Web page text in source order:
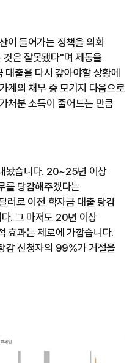
이 들어가는 정책을 의회
은 잘못됐다"며 제동을
출을 다시 갚아야할 상황에
계의 채무 중 모기지 다음으로
처분 소득이 줄어드는 만큼
놨습니다. 20~25년 이상
를 탕감해주겠다는
러로 이전 학자금 대출 탕감
. 그 마저도 20년 이상
효과는 제로에 가깝습니다.
감 신청자의 99%가 거절을